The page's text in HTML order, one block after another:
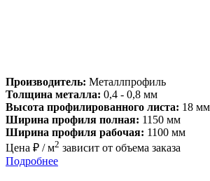
Производитель: Металлпрофиль
Толщина металла: 0,4 - 0,8 мм
Высота профилированного листа: 18 мм
Ширина профиля полная: 1150 мм
Ширина профиля рабочая: 1100 мм
Цена ₽ / м2 зависит от объема заказа
Подробнее